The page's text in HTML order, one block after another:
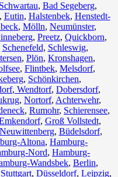
, Bad Segeberg,
Eutin, Halstenbek, Henstedt-
, Mölln, Neumünster,
, Preetz, Quickborn,
Schenefeld, Schleswig,
, Plön, Kronshagen,
, Flintbek, Melsdorf,
, Schönkirchen,
, Wendtorf, Dobersdorf,
, Nortorf, Achterwehr,
, Rumohr, Schierensee,
, Groß Vollstedt,
Neuwittenberg, Büdelsdorf,
Altona, Hamburg-
Nord, Hamburg-
Wandsbek, Berlin,
Stuttgart, Düsseldorf, Leipzig,